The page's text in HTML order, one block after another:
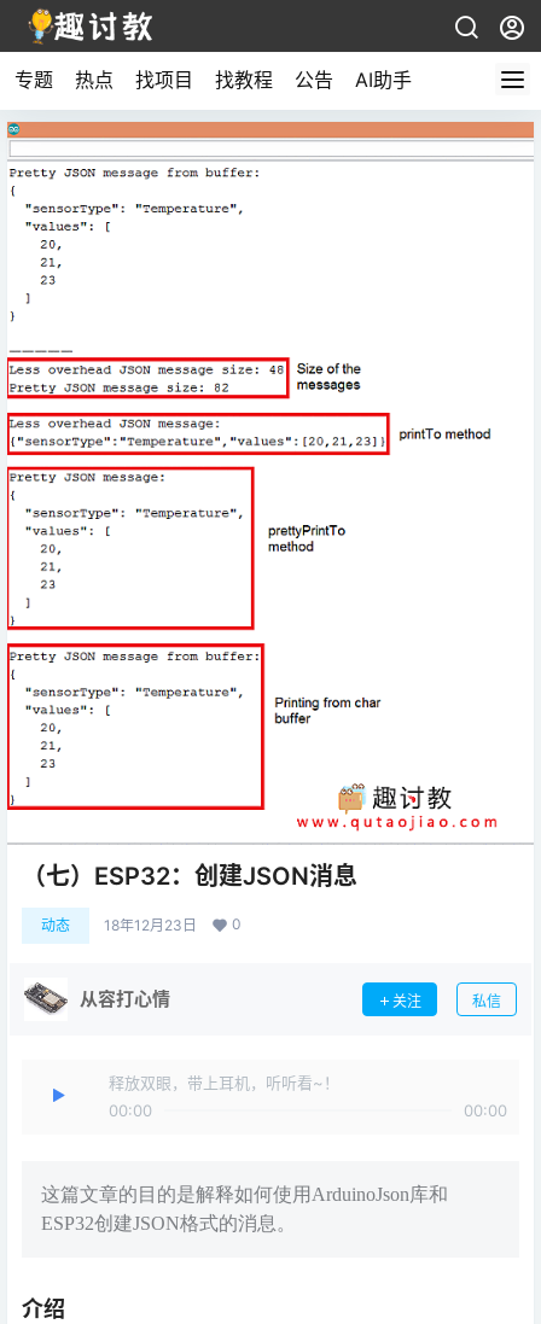
专题 热点 找项目 找教程 公告 AI助手
（七）ESP32：创建JSON消息
动态 18年12月23日 0
从容打心情 关注 私信
释放双眼，带上耳机，听听看~！
00:00
00:00
这篇文章的目的是解释如何使用ArduinoJson库和
ESP32创建JSON格式的消息。
介绍